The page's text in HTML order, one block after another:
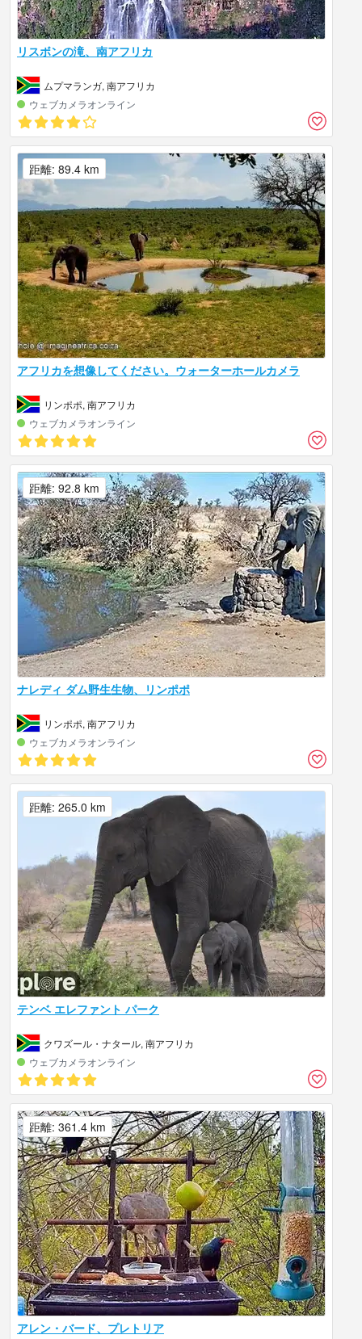
リスボンの滝、南アフリカ
ムプマランガ, 南アフリカ
ウェブカメラオンライン
アフリカを想像してください。ウォーターホールカメラ
リンポポ, 南アフリカ
ウェブカメラオンライン
距離: 89.4 km
ナレディ ダム野生生物、リンポポ
リンポポ, 南アフリカ
ウェブカメラオンライン
距離: 92.8 km
テンベ エレファント パーク
クワズール・ナタール, 南アフリカ
ウェブカメラオンライン
距離: 265.0 km
アレン・バード、プレトリア
距離: 361.4 km